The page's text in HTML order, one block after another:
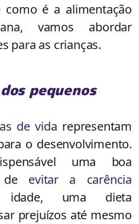
como é a alimentação
vamos abordar
para as crianças.
pequenos
de vida representam
o desenvolvimento.
uma boa
de evitar a carência
uma dieta
prejuízos até mesmo